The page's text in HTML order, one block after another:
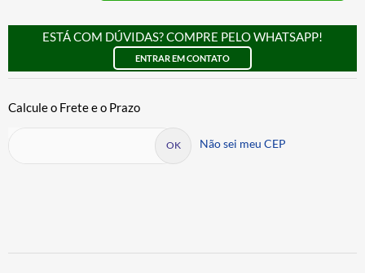
ESTÁ COM DÚVIDAS? COMPRE PELO WHATSAPP!
ENTRAR EM CONTATO
Não sei meu CEP